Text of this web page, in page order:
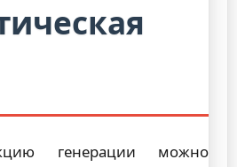
генерации можно